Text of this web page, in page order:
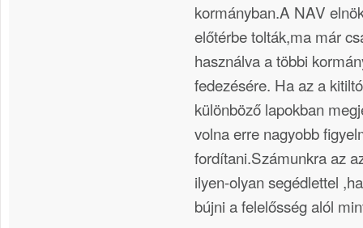
kormányban.A NAV
előtérbe tolták,ma már
használva a többi
fedezésére. Ha az a
különböző lapokban
volna erre nagyobb
fordítani.Számunkra az
ilyen-olyan segédlettel
bújni a felelősség alól